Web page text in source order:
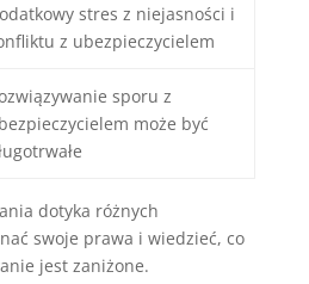
stres z niejasności i
z ubezpieczycielem
sporu z
może być
dotyka różnych
swoje prawa i wiedzieć, co
jest zaniżone.